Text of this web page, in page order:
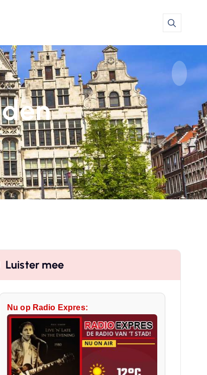
Luister mee
Nu op Radio Expres: